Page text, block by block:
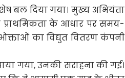
बल दिया गया। मुख्य अभियंता
प्राथमिकता के आधार पर समय-
का विद्युत वितरण कंपनी
गया, उनकी सराहना की गई।